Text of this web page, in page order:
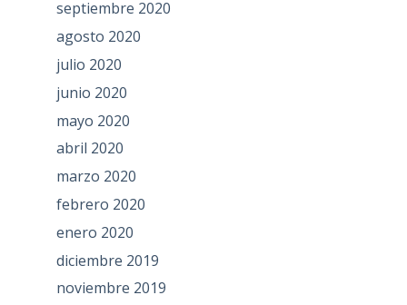
septiembre 2020
agosto 2020
julio 2020
junio 2020
mayo 2020
abril 2020
marzo 2020
febrero 2020
enero 2020
diciembre 2019
noviembre 2019